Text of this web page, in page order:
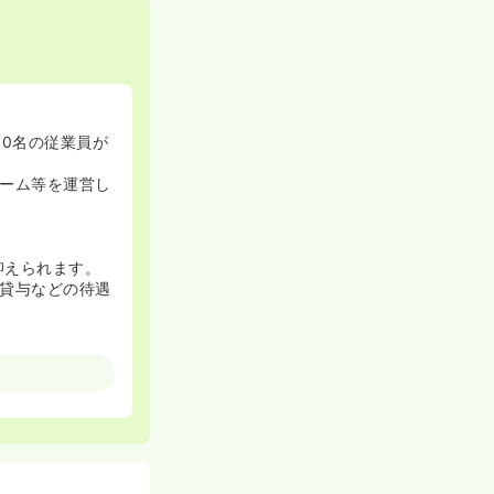
名の従業員が
ム等を運営し
られます。
与などの待遇